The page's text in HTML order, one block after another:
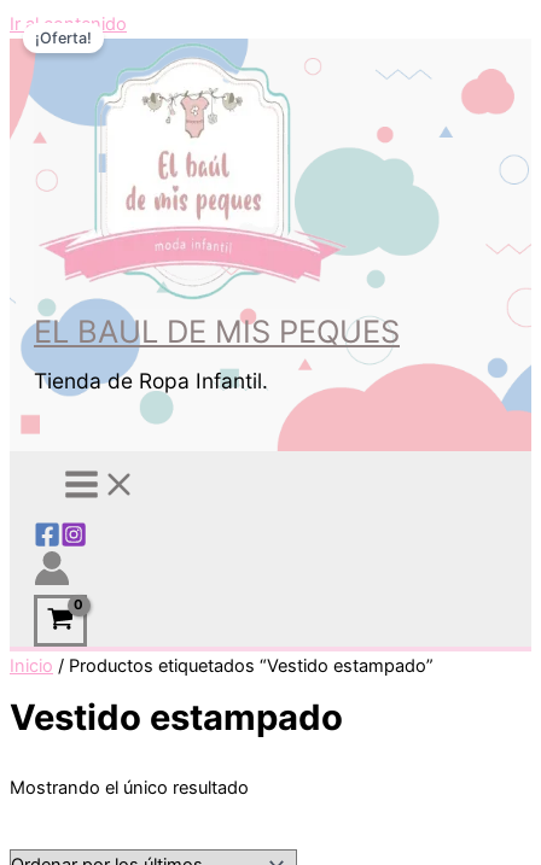
Ir al contenido
EL BAUL DE MIS PEQUES
Tienda de Ropa Infantil.
Inicio / Productos etiquetados “Vestido estampado”
Vestido estampado
Mostrando el único resultado
¡Oferta!